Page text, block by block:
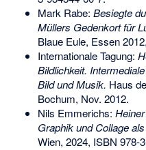
Mark Rabe: Besiegte
Müllers Gedenkort für
Blaue Eule, Essen 2012,
Internationale Tagung:
Bildlichkeit.
Bild und Musik. Haus
Bochum, Nov. 2012.
Nils Emmerichs:
Graphik und Collage
Wien, 2024, ISBN 978-